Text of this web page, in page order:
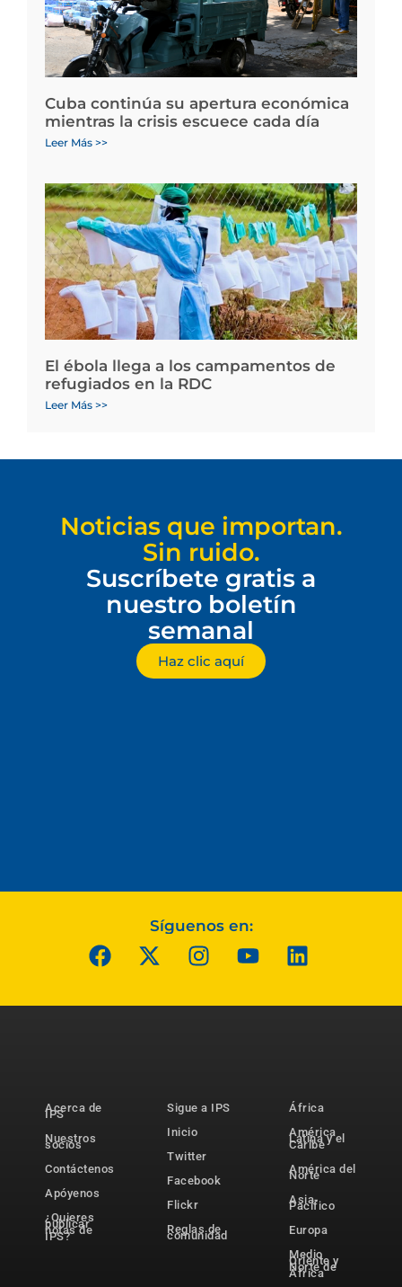
Cuba continúa su apertura económica
mientras la crisis escuece cada día
Leer Más >>
El ébola llega a los campamentos de
refugiados en la RDC
Leer Más >>
Noticias que importan.
Sin ruido.
Suscríbete gratis a
nuestro boletín
semanal
Haz clic aquí
Síguenos en:
Acerca de
IPS
Nuestros
socios
Contáctenos
Apóyenos
¿Quieres
publicar
notas de
IPS?
Sigue a IPS
Inicio
Twitter
Facebook
Flickr
Reglas de
comunidad
África
América
Latina y el
Caribe
América del
Norte
Asia-
Pacífico
Europa
Medio
Oriente y
Norte de
África